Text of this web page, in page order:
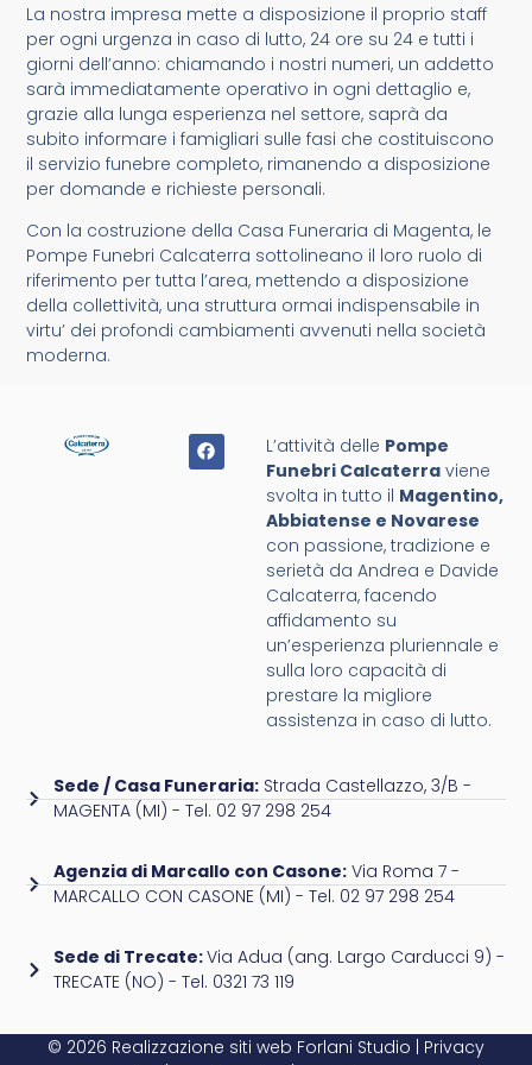
La nostra impresa mette a disposizione il proprio staff
per ogni urgenza in caso di lutto, 24 ore su 24 e tutti i
giorni dell’anno: chiamando i nostri numeri, un addetto
sarà immediatamente operativo in ogni dettaglio e,
grazie alla lunga esperienza nel settore, saprà da
subito informare i famigliari sulle fasi che costituiscono
il servizio funebre completo, rimanendo a disposizione
per domande e richieste personali.
Con la costruzione della Casa Funeraria di Magenta, le
Pompe Funebri Calcaterra sottolineano il loro ruolo di
riferimento per tutta l’area, mettendo a disposizione
della collettività, una struttura ormai indispensabile in
virtu’ dei profondi cambiamenti avvenuti nella società
moderna.
L’attività delle Pompe
Funebri Calcaterra viene
svolta in tutto il Magentino,
Abbiatense e Novarese
con passione, tradizione e
serietà da Andrea e Davide
Calcaterra, facendo
affidamento su
un’esperienza pluriennale e
sulla loro capacità di
prestare la migliore
assistenza in caso di lutto.
Sede / Casa Funeraria:Strada Castellazzo, 3/B -
MAGENTA (MI) - Tel. 02 97 298 254
Agenzia di Marcallo con Casone:Via Roma 7 -
MARCALLO CON CASONE (MI) - Tel. 02 97 298 254
Sede di Trecate:Via Adua (ang. Largo Carducci 9) -
TRECATE (NO) - Tel. 0321 73 119
© 2026 Realizzazione siti web Forlani Studio
Privacy